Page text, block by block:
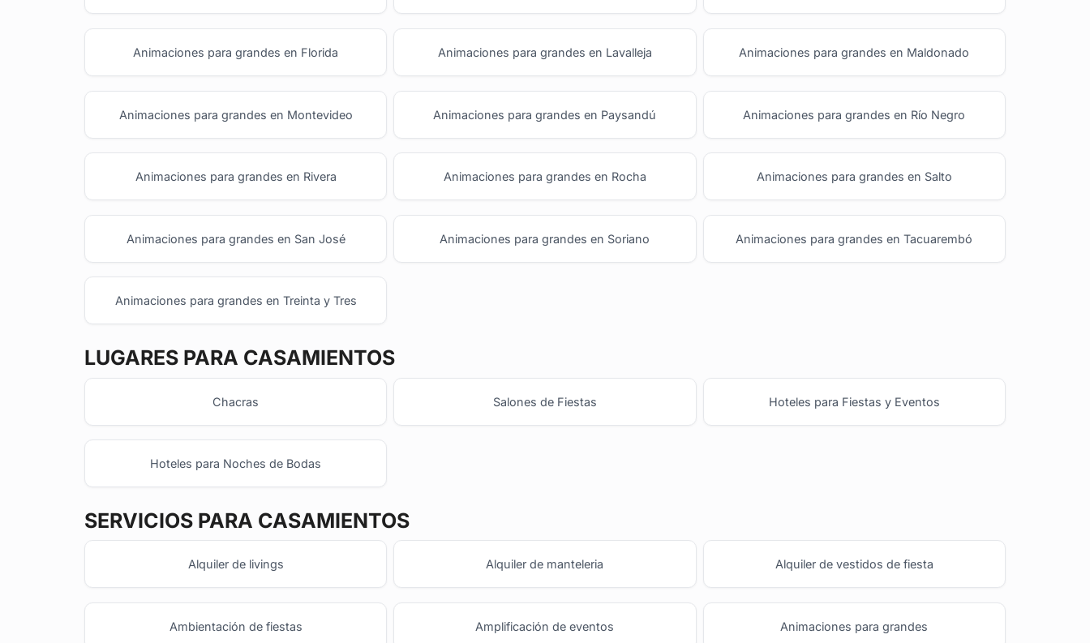
Animaciones para grandes en Florida Animaciones para grandes en Lavalleja Animaciones para grandes en Maldonado
Animaciones para grandes en Montevideo Animaciones para grandes en Paysandú Animaciones para grandes en Río Negro
Animaciones para grandes en Rivera Animaciones para grandes en Rocha Animaciones para grandes en Salto
Animaciones para grandes en San José Animaciones para grandes en Soriano Animaciones para grandes en Tacuarembó
Animaciones para grandes en Treinta y Tres
LUGARES PARA CASAMIENTOS
Chacras Salones de Fiestas Hoteles para Fiestas y Eventos
Hoteles para Noches de Bodas
SERVICIOS PARA CASAMIENTOS
Alquiler de livings Alquiler de manteleria Alquiler de vestidos de fiesta
Ambientación de fiestas Amplificación de eventos Animaciones para grandes